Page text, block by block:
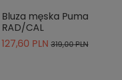
Bluza męska Puma
RAD/CAL
127,60 PLN 319,00 PLN